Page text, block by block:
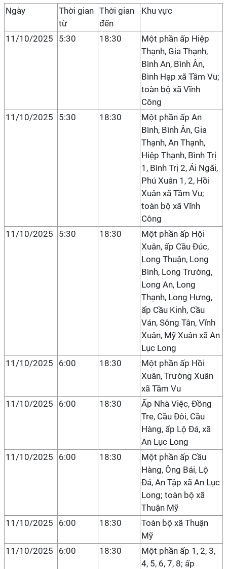
Ngày
Thời gian
từ
Thời gian
đến
Khu vực
11/10/2025 5:30 18:30
Một phần ấp Hiệp
Thạnh, Gia Thạnh,
Bình An, Bình Ân,
Bình Hạp xã Tầm Vu;
toàn bộ xã Vĩnh
Công
11/10/2025
5:30 18:30
Một phần ấp An
Bình, Bình Ân, Gia
Thạnh, An Thạnh,
Hiệp Thạnh, Bình Trị
1, Bình Trị 2, Ái Ngãi,
Phú Xuân 1, 2, Hồi
Xuân xã Tầm Vu;
toàn bộ xã Vĩnh
Công
11/10/2025
5:30 18:30
Một phần ấp Hội
Xuân, ấp Cầu Đúc,
Long Thuận, Long
Bình, Long Trường,
Long An, Long
Thạnh, Long Hưng,
ấp Cầu Kinh, Cầu
Ván, Sông Tân, Vĩnh
Xuân, Mỹ Xuân xã An
Lục Long
11/10/2025
6:00 18:30
Một phần ấp Hồi
Xuân, Trường Xuân
xã Tầm Vu
11/10/2025
6:00 18:30
Ấp Nhà Việc, Đồng
Tre, Cầu Đôi, Cầu
Hàng, ấp Lộ Đá, xã
An Lục Long
11/10/2025
6:00 18:30
Một phần ấp Cầu
Hàng, Ông Bái, Lộ
Đá, An Tập xã An Lục
Long; toàn bộ xã
Thuận Mỹ
11/10/2025
6:00 18:30
Toàn bộ xã Thuận
Mỹ
11/10/2025
6:00 18:30
Một phần ấp 1, 2, 3,
4, 5, 6, 7, 8; ấp